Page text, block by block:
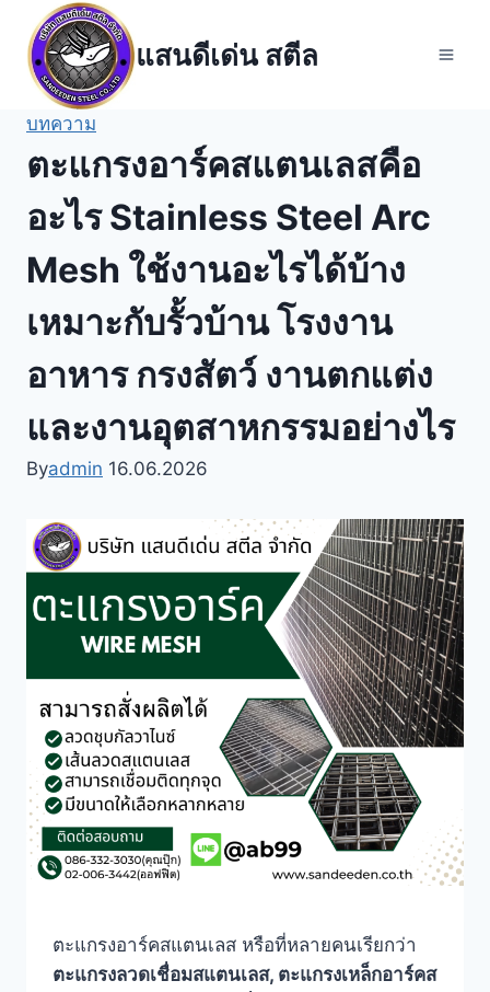
content
แสนดีเด่น สตีล
บทความ
ตะแกรงอาร์คสแตนเลสคือ
อะไร Stainless Steel Arc
Mesh ใช้งานอะไรได้บ้าง
เหมาะกับรั้วบ้าน โรงงาน
อาหาร กรงสัตว์ งานตกแต่ง
และงานอุตสาหกรรมอย่างไร
Byadmin 16.06.2026
ตะแกรงอาร์คสแตนเลส หรือที่หลายคนเรียกว่า
ตะแกรงลวดเชื่อมสแตนเลส, ตะแกรงเหล็กอาร์คส